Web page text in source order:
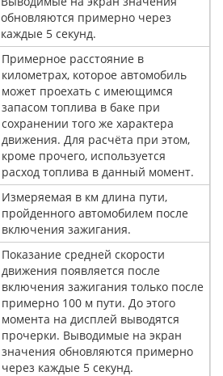
обновляются примерно через
каждые 5 секунд.
Примерное расстояние в
километрах, которое автомобиль
может проехать с имеющимся
запасом топлива в баке при
сохранении того же характера
движения. Для расчёта при этом,
кроме прочего, используется
расход топлива в данный момент.
Измеряемая в км длина пути,
пройденного автомобилем после
включения зажигания.
Показание средней скорости
движения появляется после
включения зажигания только после
примерно 100 м пути. До этого
момента на дисплей выводятся
прочерки. Выводимые на экран
значения обновляются примерно
через каждые 5 секунд.